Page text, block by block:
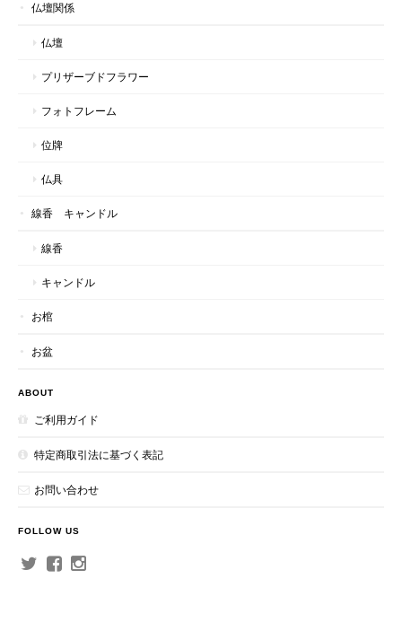
仏壇関係
仏壇
プリザーブドフラワー
フォトフレーム
位牌
仏具
線香 キャンドル
線香
キャンドル
お棺
お盆
ABOUT
ご利用ガイド
特定商取引法に基づく表記
お問い合わせ
FOLLOW US